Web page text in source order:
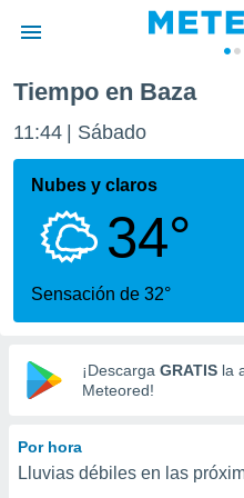
de
ha
calidad.
a este
las
y
digital
basada
Tiempo en Baza
11:44 Sábado
Nubes y claros
34°
Sensación de 32°
¡Descarga GRATIS la
Meteored!
Por hora
Lluvias débiles en las